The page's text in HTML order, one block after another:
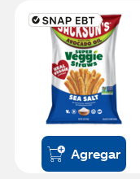
Agregar